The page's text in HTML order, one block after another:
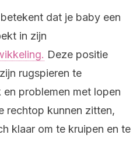
dat je baby een
in zijn
Deze positie
rugspieren te
problemen met lopen
rechtop kunnen zitten,
klaar om te kruipen en te